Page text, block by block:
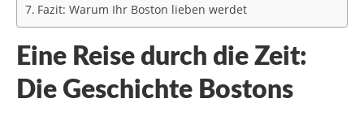
Fazit: Warum Ihr Boston lieben werdet
Eine Reise durch die Zeit:
Die Geschichte Bostons